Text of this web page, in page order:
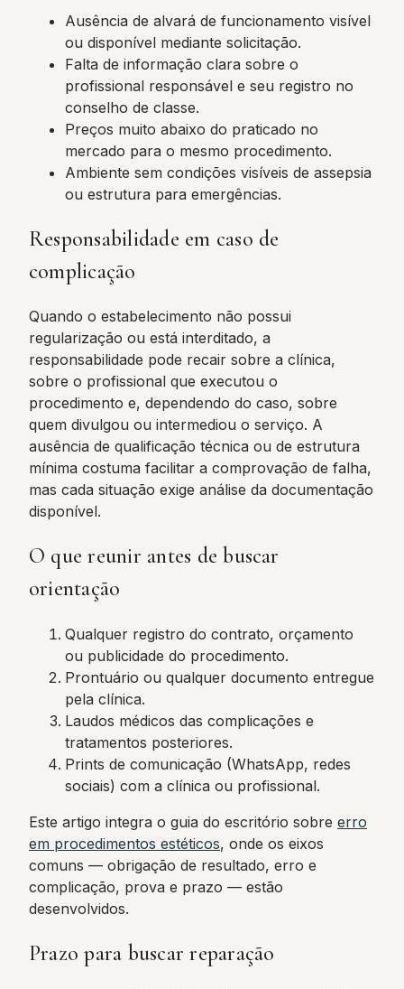
Ausência de alvará de funcionamento visível
ou disponível mediante solicitação.
Falta de informação clara sobre o
profissional responsável e seu registro no
conselho de classe.
Preços muito abaixo do praticado no
mercado para o mesmo procedimento.
Ambiente sem condições visíveis de assepsia
ou estrutura para emergências.
Responsabilidade em caso de
complicação
Quando o estabelecimento não possui
regularização ou está interditado, a
responsabilidade pode recair sobre a clínica,
sobre o profissional que executou o
procedimento e, dependendo do caso, sobre
quem divulgou ou intermediou o serviço. A
ausência de qualificação técnica ou de estrutura
mínima costuma facilitar a comprovação de falha,
mas cada situação exige análise da documentação
disponível.
O que reunir antes de buscar
orientação
Qualquer registro do contrato, orçamento
ou publicidade do procedimento.
Prontuário ou qualquer documento entregue
pela clínica.
Laudos médicos das complicações e
tratamentos posteriores.
Prints de comunicação (WhatsApp, redes
sociais) com a clínica ou profissional.
Este artigo integra o guia do escritório sobre erro
em procedimentos estéticos, onde os eixos
comuns — obrigação de resultado, erro e
complicação, prova e prazo — estão
desenvolvidos.
Prazo para buscar reparação